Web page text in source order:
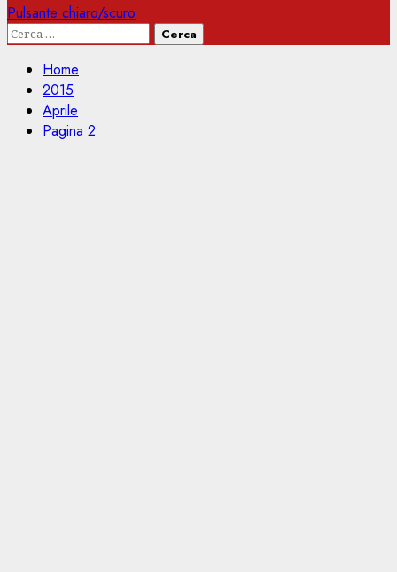
Pulsante chiaro/scuro
Ricerca
Home
2015
Aprile
Pagina 2